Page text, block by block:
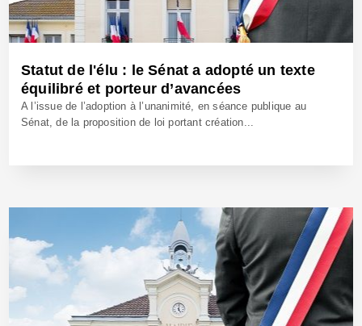
Statut de l'élu : le Sénat a adopté un texte
équilibré et porteur d’avancées
A l’issue de l’adoption à l’unanimité, en séance publique au
Sénat, de la proposition de loi portant création...
23 Oct 2025 - Réf: BW42823